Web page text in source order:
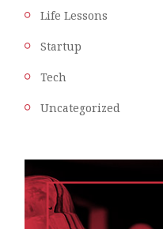
Life Lessons
Startup
Tech
Uncategorized